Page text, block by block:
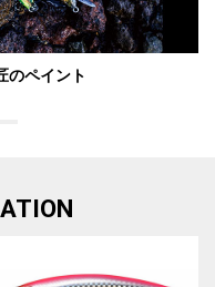
のペイント